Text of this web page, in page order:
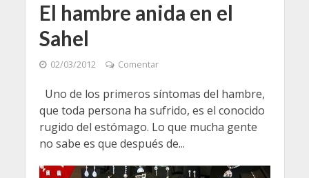
El hambre anida en el
Sahel
02/03/2012 Comentar
Uno de los primeros síntomas del hambre,
que toda persona ha sufrido, es el conocido
rugido del estómago. Lo que mucha gente
no sabe es que después de...